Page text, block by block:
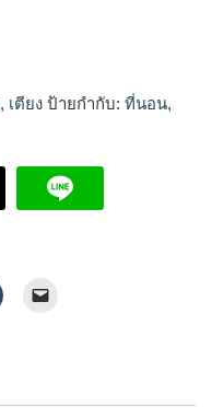
, เตียง ป้ายกำกับ: ที่นอน,